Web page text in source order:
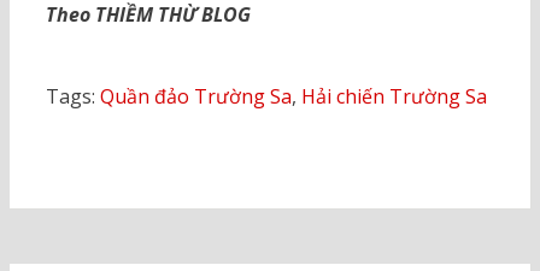
Theo THIỀM THỪ BLOG
Tags: Quần đảo Trường Sa, Hải chiến Trường Sa